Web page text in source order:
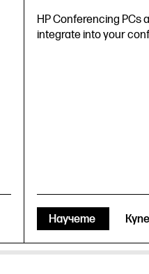
HP Conferencing PCs
integrate into your
Научете